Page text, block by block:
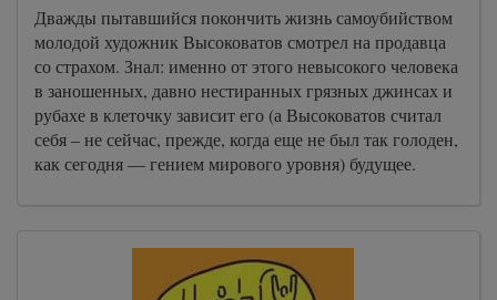
Дважды пытавшийся покончить жизнь самоубийством
молодой художник Высоковатов смотрел на продавца
со страхом. Знал: именно от этого невысокого человека
в заношенных, давно нестиранных грязных джинсах и
рубахе в клеточку зависит его (а Высоковатов считал
себя – не сейчас, прежде, когда еще не был так голоден,
как сегодня — гением мирового уровня) будущее.